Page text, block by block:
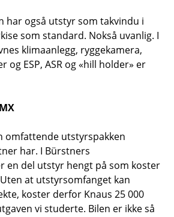
har også utstyr som takvindu i
som standard. Nokså uvanlig. I
klimaanlegg, ryggekamera,
og ESP, ASR og «hill holder» er
omfattende utstyrspakken
har. I Bürstners
en del utstyr hengt på som koster
at utstyrsomfanget kan
koster derfor Knaus 25 000
vi studerte. Bilen er ikke så